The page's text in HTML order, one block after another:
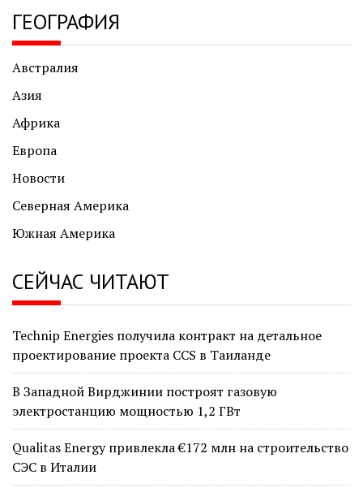
ГЕОГРАФИЯ
Австралия
Азия
Африка
Европа
Новости
Северная Америка
Южная Америка
СЕЙЧАС ЧИТАЮТ
Technip Energies получила контракт на детальное
проектирование проекта CCS в Таиланде
В Западной Вирджинии построят газовую
электростанцию мощностью 1,2 ГВт
Qualitas Energy привлекла €172 млн на строительство
СЭС в Италии